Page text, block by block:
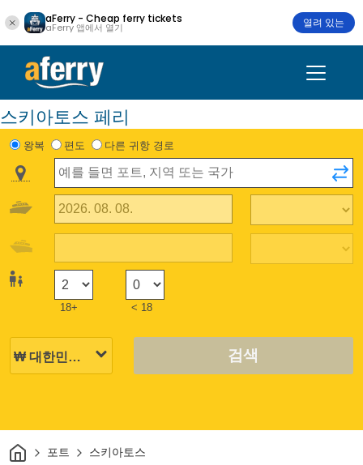
aFerry - Cheap ferry tickets
aFerry 앱에서 열기 열려 있는
스키아토스 페리
왕복 편도 다른 귀항 경로
18+ < 18
검색
집 포트 스키아토스